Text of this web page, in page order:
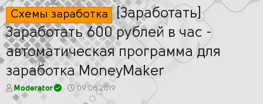
Схемы заработка [Заработать]
Заработать 600 рублей в час -
автоматическая программа для
заработка МoneyМaker
А
в
Moderator
Д
09.08.2019